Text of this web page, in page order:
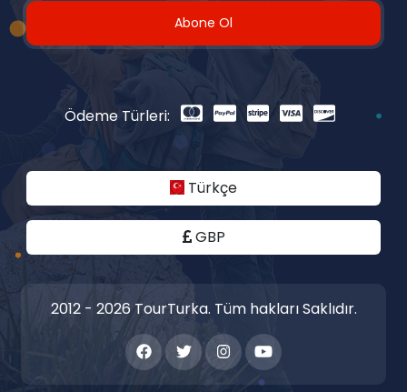
Abone Ol
Ödeme Türleri:
Türkçe
GBP
2012 - 2026 TourTurka. Tüm hakları Saklıdır.